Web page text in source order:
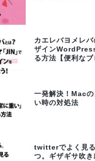
カエレバヨメレ
ザイン
る方法【便利なブ
一発解決！Mac
い時の対処法
twitterでよく見
つ。ギザギサ吹